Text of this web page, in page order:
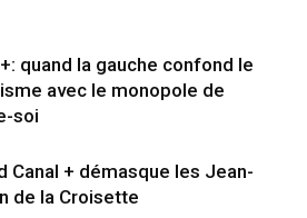
quand la gauche confond le
avec le monopole de
soi
Canal + démasque les Jean-
de la Croisette